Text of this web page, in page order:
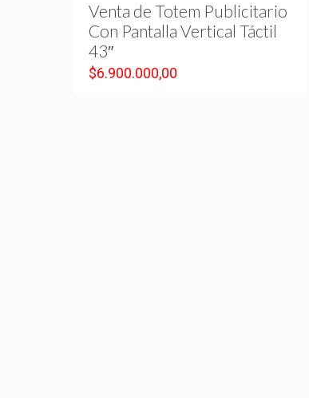
Venta de Totem Publicitario
Con Pantalla Vertical Táctil
43″
$6.900.000,00